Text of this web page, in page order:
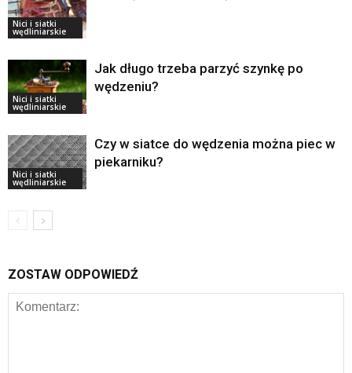
Nici i siatki
wędliniarskie
Nici i siatki
wędliniarskie
Jak długo trzeba parzyć szynkę po
wędzeniu?
Nici i siatki
wędliniarskie
Czy w siatce do wędzenia można piec w
piekarniku?
ZOSTAW ODPOWIEDŹ